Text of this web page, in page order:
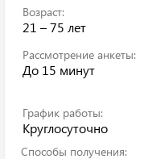
Возраст:
21 – 75 лет
Рассмотрение анкеты:
До 15 минут
График работы:
Круглосуточно
Способы получения: